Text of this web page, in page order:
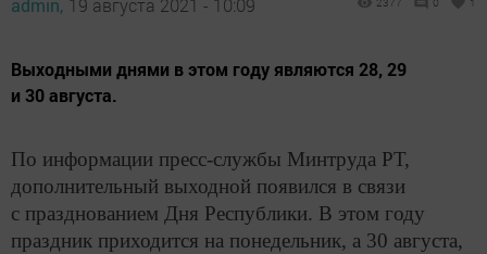
​​​​​​​Выходными днями в этом году являются 28, 29
и 30 августа.
По информации пресс-службы Минтруда РТ,
дополнительный выходной появился в связи
с празднованием Дня Республики. В этом году
праздник приходится на понедельник, а 30 августа,